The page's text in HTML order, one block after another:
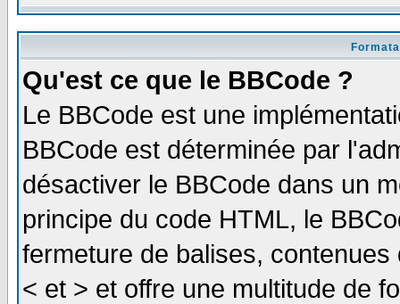
Qu'est ce que le BBCode ?
Le BBCode est une
BBCode est déterminée par
désactiver le BBCode dans un
principe du code HTML, le
fermeture de balises,
< et > et offre une multitude de